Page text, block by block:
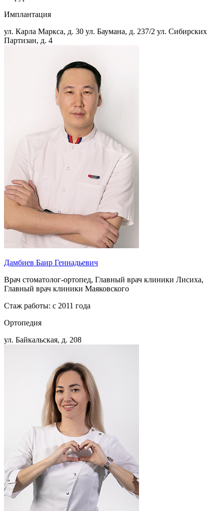
Имплантация
ул. Карла Маркса, д. 30 ул. Баумана, д. 237/2 ул. Сибирских
Партизан, д. 4
Дамбиев Баир Геннадьевич
Врач стоматолог-ортопед, Главный врач клиники Лисиха,
Главный врач клиники Маяковского
Стаж работы: с 2011 года
Ортопедия
ул. Байкальская, д. 208